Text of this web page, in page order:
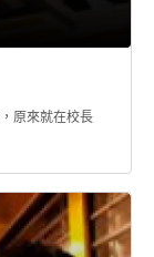
原來就在校長